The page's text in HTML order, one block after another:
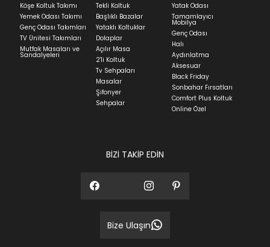
Yatak siparişlerinizin teslim süresi yaşadığınız şehre
ve ürünün stok durumuna göre ortalama 5-24 iş
günüdür.
Panel ve Döşeme grubu ürün siparişlerinizin teslim
süresi yaşadığınız şehre ve ürünün stok durumuna
göre ortalama 30-45 iş günüdür.
Siparişlerim bölümünden sürecinizi takip edebilirsiniz.
Sıkça Sorulan Sorularbölümünü ziyaret
Köşe Koltuk Takımı
Yemek Odası Takımı
Genç Odası Takımları
TV Ünitesi Takımları
Mutfak Masaları ve
Sandalyeleri
Tekli Koltuk
Başlıklı Bazalar
Yataklı Koltuklar
Dolaplar
Açılır Masa
2'li Koltuk
Tv Sehpaları
Masalar
Şifonyer
Sehpalar
Yatak Odası
Tamamlayıcı
Mobilya
Genç Odası
Halı
Aydınlatma
Aksesuar
Black Friday
Sonbahar Fırsatları
Comfort Plus Koltuk
Online Özel
BİZİ TAKİP EDİN
Bize Ulaşın